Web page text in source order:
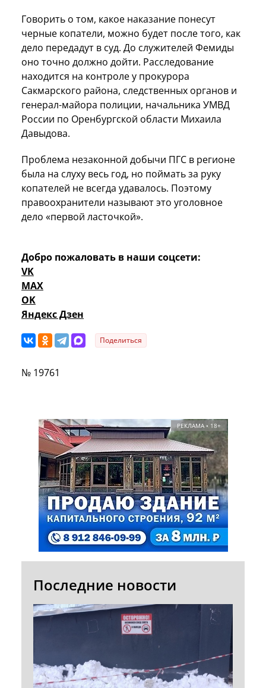
Говорить о том, какое наказание понесут
черные копатели, можно будет после того, как
дело передадут в суд. До служителей Фемиды
оно точно должно дойти. Расследование
находится на контроле у прокурора
Сакмарского района, следственных органов и
генерал-майора полиции, начальника УМВД
России по Оренбургской области Михаила
Давыдова.
Проблема незаконной добычи ПГС в регионе
была на слуху весь год, но поймать за руку
копателей не всегда удавалось. Поэтому
правоохранители называют это уголовное
дело «первой ласточкой».
Добро пожаловать в наши соцсети:
VK
MAX
OK
Яндекс Дзен
Поделиться
№ 19761
РЕКЛАМА • 18+
Последние новости